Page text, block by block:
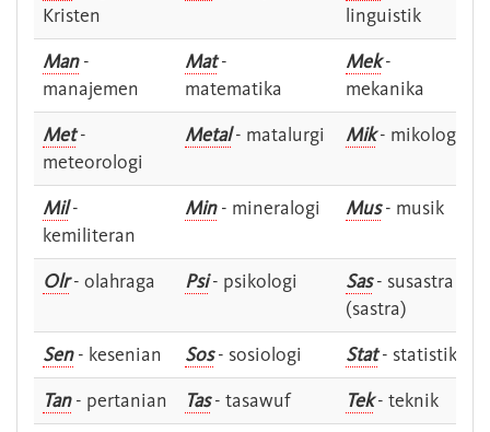
Kristen
linguistik
Man-
manajemen
Mat-
matematika
Mek-
mekanika
Met-
meteorologi
Metal- matalurgi Mik- mikologi
Mil-
kemiliteran
Min- mineralogi Mus- musik
Olr- olahraga Psi- psikologi Sas- susastra -
(sastra)
Sen- kesenian Sos- sosiologi Stat- statistik
Tan- pertanian Tas- tasawuf Tek- teknik